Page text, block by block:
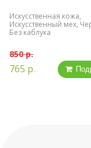
Искусственная кожа,
Искусственный мех,
Без каблука
850 р.
765 р.